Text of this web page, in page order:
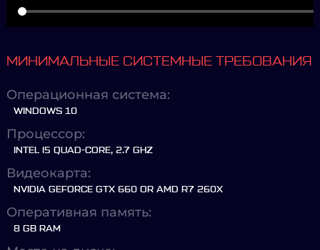
МИНИМАЛЬНЫЕ СИСТЕМНЫЕ ТРЕБОВАНИЯ
Операционная система:
WINDOWS 10
Процессор:
INTEL I5 QUAD-CORE, 2.7 GHZ
Видеокарта:
NVIDIA GEFORCE GTX 660 OR AMD R7 260X
Оперативная память:
8 GB RAM